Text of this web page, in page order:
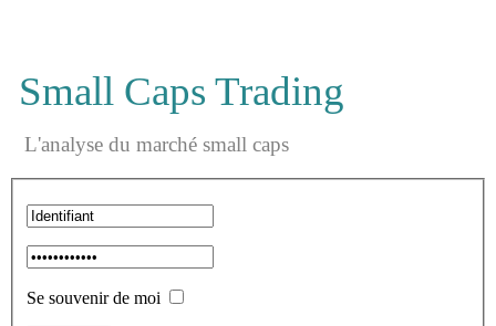
Small Caps Trading
L'analyse du marché small caps
Se souvenir de moi